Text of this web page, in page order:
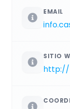
EMAIL
SITIO